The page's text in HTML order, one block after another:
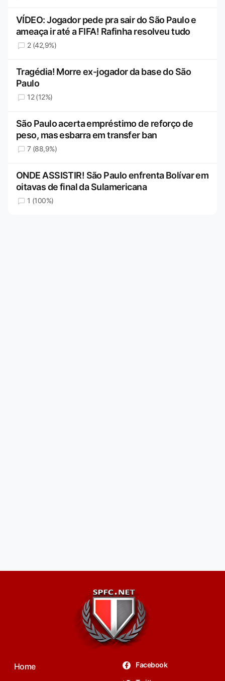
VÍDEO: Jogador pede pra sair do São Paulo e
ameaça ir até a FIFA! Rafinha resolveu tudo
2 (42,9%)
Tragédia! Morre ex-jogador da base do São
Paulo
12 (12%)
São Paulo acerta empréstimo de reforço de
peso, mas esbarra em transfer ban
7 (88,9%)
ONDE ASSISTIR! São Paulo enfrenta Bolívar em
oitavas de final da Sulamericana
1 (100%)
Home Facebook